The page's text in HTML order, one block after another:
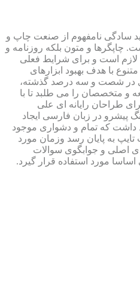
سادگی نامفهوم از صنعت چاپ و
چاپگرها و متون بلکه روزنامه و
است و برای شرایط فعلی
با هدف بهبود ابزارهای
در شصت و سه درصد گذشته،
و متخصصان را می طلبد تا با
طراحان رایانه ای علی
پیشرو در زبان فارسی ایجاد
داشت که تمام و دشواری موجود
به پایان رسد وزمان مورد
اصلی و جوابگوی سوالات
مورد استفاده قرار گیرد.